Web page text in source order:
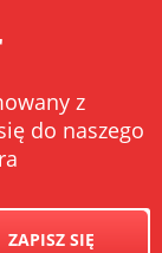
z
do naszego
ZAPISZ SIĘ